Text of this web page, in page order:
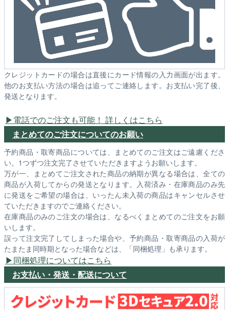
クレジットカードの場合は直後にカード情報の入力画面が出ます。
他のお支払い方法の場合は追ってご連絡します。お支払い完了後、
発送となります。
電話でのご注文も可能！ 詳しくはこちら
まとめてのご注文についてのお願い
予約商品・取寄商品については、まとめてのご注文はご遠慮くださ
い。1つずつ注文完了させていただきますようお願いします。
万が一、まとめてご注文された商品の納期が異なる場合は、全ての
商品が入荷してからの発送となります。入荷済み・在庫商品のみ先
に発送をご希望の場合は、いったん未入荷の商品はキャンセルさせ
ていただきますのでご連絡ください。
在庫商品のみのご注文の場合は、なるべくまとめてのご注文をお願
いします。
誤って注文完了してしまった場合や、予約商品・取寄商品の入荷が
たまたま同時期となった場合などは、「同梱処理」も承ります。
同梱処理についてはこちら
お支払い・発送・配送について